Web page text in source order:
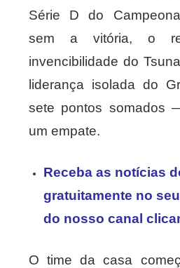
Série D do
sem a vitória, o
invencibilidade do
liderança isolada do
sete pontos somados
um empate.
Receba as notícias
gratuitamente no
do nosso canal
O time da casa